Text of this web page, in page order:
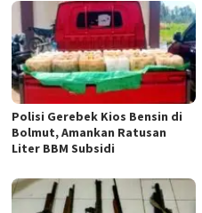
Polisi Gerebek Kios Bensin di
Bolmut, Amankan Ratusan
Liter BBM Subsidi